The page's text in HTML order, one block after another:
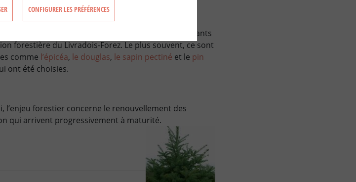
et le reboisement ont été et sont toujours importants
forestière du Livradois-Forez. Le plus souvent, ce sont
comme l’épicéa, le douglas, le sapin pectiné et le pin
ont été choisies.
l’enjeu forestier concerne le renouvellement des
qui arrivent progressivement à maturité.
CONFIGURER LES PRÉFÉRENCES